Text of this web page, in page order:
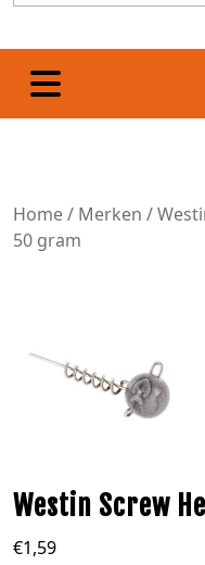
Home/ Merken /
50 gram
Westin Screw
€1,59